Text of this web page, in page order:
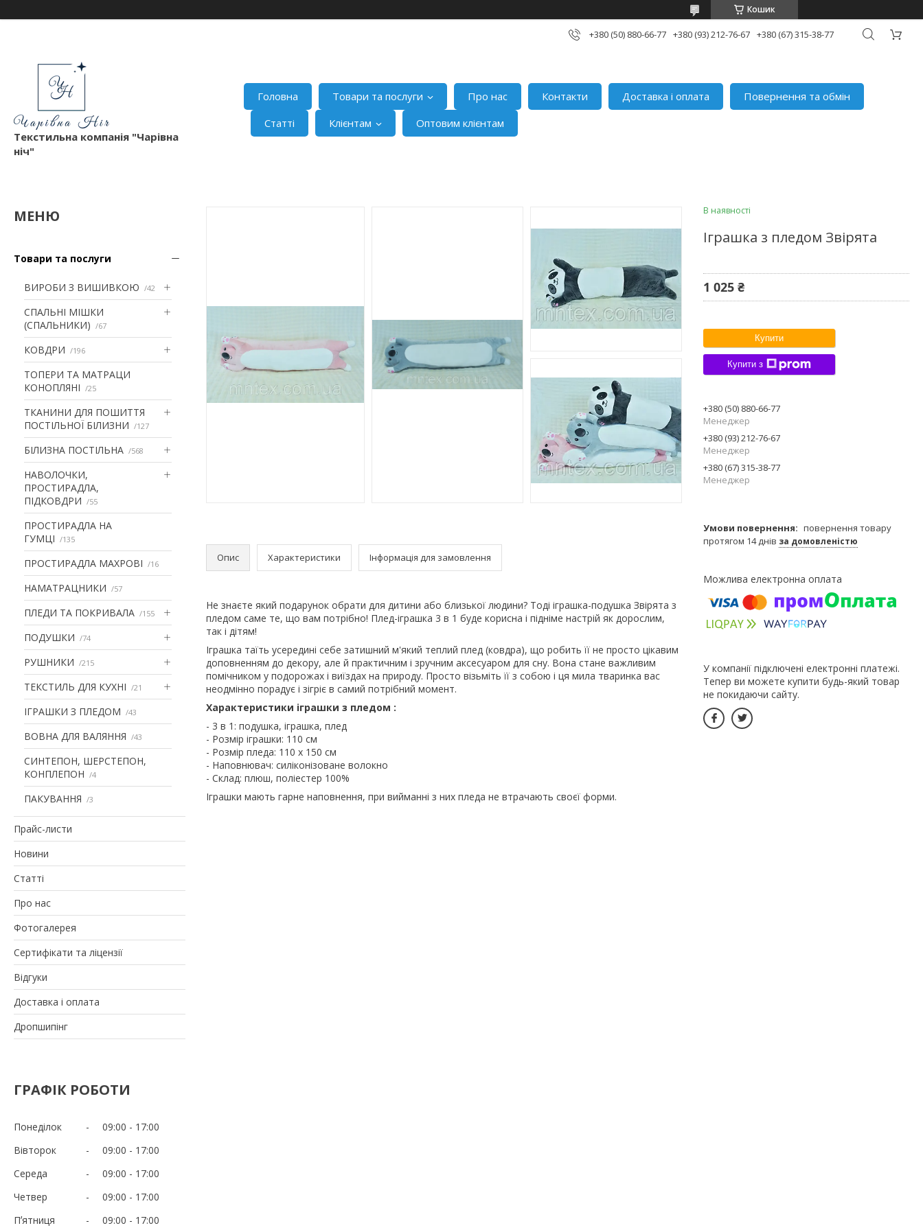
Кошик
+380 (50) 880-66-77 +380 (93) 212-76-67 +380 (67) 315-38-77
Текстильна компанія "Чарівна
ніч"
Головна Товари та послуги Про нас Контакти Доставка і оплата
Повернення та обмін
Статті
Клієнтам Оптовим клієнтам
Товари та послуги
ВИРОБИ З ВИШИВКОЮ 42
СПАЛЬНІ МІШКИ
(СПАЛЬНИКИ)
67
КОВДРИ 196
ТОПЕРИ ТА МАТРАЦИ
КОНОПЛЯНІ
25
ТКАНИНИ ДЛЯ ПОШИТТЯ
ПОСТІЛЬНОЇ БІЛИЗНИ
127
БІЛИЗНА ПОСТІЛЬНА 568
НАВОЛОЧКИ,
ПРОСТИРАДЛА,
ПІДКОВДРИ
55
ПРОСТИРАДЛА НА
ГУМЦІ
135
ПРОСТИРАДЛА МАХРОВІ 16
НАМАТРАЦНИКИ 57
ПЛЕДИ ТА ПОКРИВАЛА 155
ПОДУШКИ 74
РУШНИКИ 215
ТЕКСТИЛЬ ДЛЯ КУХНІ 21
ІГРАШКИ З ПЛЕДОМ 43
ВОВНА ДЛЯ ВАЛЯННЯ 43
СИНТЕПОН, ШЕРСТЕПОН,
КОНПЛЕПОН
4
ПАКУВАННЯ 3
Прайс-листи
Новини
Статті
Про нас
Фотогалерея
Сертифікати та ліцензії
Відгуки
Доставка і оплата
Дропшипінг
ГРАФІК РОБОТИ
Понеділок 09:00
17:00
Вівторок
09:00
17:00
Середа
09:00
17:00
Четвер
09:00
17:00
Пʼятниця
09:00
17:00
Опис Характеристики Інформація для замовлення
Не знаєте який подарунок обрати для дитини або близької людини? Тоді іграшка-подушка Звірята з
пледом саме те, що вам потрібно! Плед-іграшка 3 в 1 буде корисна і підніме настрій як дорослим,
так і дітям!
Іграшка таїть усередині себе затишний м'який теплий плед (ковдра), що робить її не просто цікавим
доповненням до декору, але й практичним і зручним аксесуаром для сну. Вона стане важливим
помічником у подорожах і виїздах на природу. Просто візьміть її з собою і ця мила тваринка вас
неодмінно порадує і зігріє в самий потрібний момент.
Характеристики іграшки з пледом :
- 3 в 1: подушка, іграшка, плед
- Розмір іграшки: 110 см
- Розмір пледа: 110 x 150 см
- Наповнювач: силіконізоване волокно
- Склад: плюш, поліестер 100%
Іграшки мають гарне наповнення, при вийманні з них пледа не втрачають своєї форми.
В наявності
Іграшка з пледом Звірята
1 025 ₴
Купити
Купити з
+380 (50) 880-66-77
Менеджер
+380 (93) 212-76-67
Менеджер
+380 (67) 315-38-77
Менеджер
повернення товару
протягом 14 днів за домовленістю
У компанії підключені електронні платежі.
Тепер ви можете купити будь-який товар
не покидаючи сайту.